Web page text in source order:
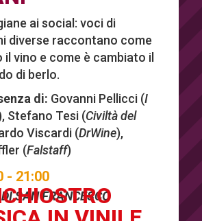
ai social: voci di
diverse raccontano come
il vino e come è cambiato il
di berlo.
di: Govanni Pellicci (I
, Stefano Tesi (Civiltà del
Viscardi (DrWine),
(Falstaff)
- 21:00
SAN FRANCESCO